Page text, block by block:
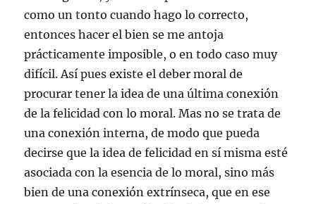
como un tonto cuando hago lo correcto,
entonces hacer el bien se me antoja
prácticamente imposible, o en todo caso muy
difícil. Así pues existe el deber moral de
procurar tener la idea de una última conexión
de la felicidad con lo moral. Mas no se trata de
una conexión interna, de modo que pueda
decirse que la idea de felicidad en sí misma esté
asociada con la esencia de lo moral, sino más
bien de una conexión extrínseca, que en ese